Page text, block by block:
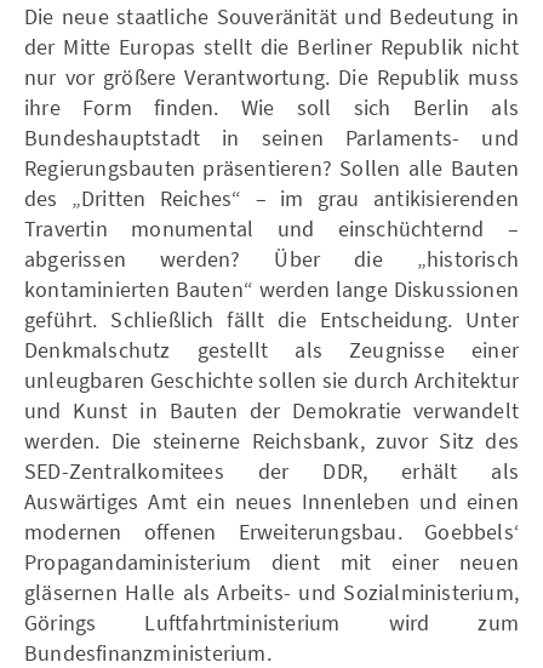
Die neue staatliche Souveränität und Bedeutung in
der Mitte Europas stellt die Berliner Republik nicht
nur vor größere Verantwortung. Die Republik muss
ihre Form finden. Wie soll sich Berlin als
Bundeshauptstadt in seinen Parlaments- und
Regierungsbauten präsentieren? Sollen alle Bauten
des „Dritten Reiches“ – im grau antikisierenden
Travertin monumental und einschüchternd –
abgerissen werden? Über die „historisch
kontaminierten Bauten“ werden lange Diskussionen
geführt. Schließlich fällt die Entscheidung. Unter
Denkmalschutz gestellt als Zeugnisse einer
unleugbaren Geschichte sollen sie durch Architektur
und Kunst in Bauten der Demokratie verwandelt
werden. Die steinerne Reichsbank, zuvor Sitz des
SED-Zentralkomitees der DDR, erhält als
Auswärtiges Amt ein neues Innenleben und einen
modernen offenen Erweiterungsbau. Goebbels‘
Propagandaministerium dient mit einer neuen
gläsernen Halle als Arbeits- und Sozialministerium,
Görings Luftfahrtministerium wird zum
Bundesfinanzministerium.